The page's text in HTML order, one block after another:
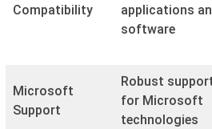
Compatibility
applications
software
Microsoft
Support
Robust
for Microsoft
technologies